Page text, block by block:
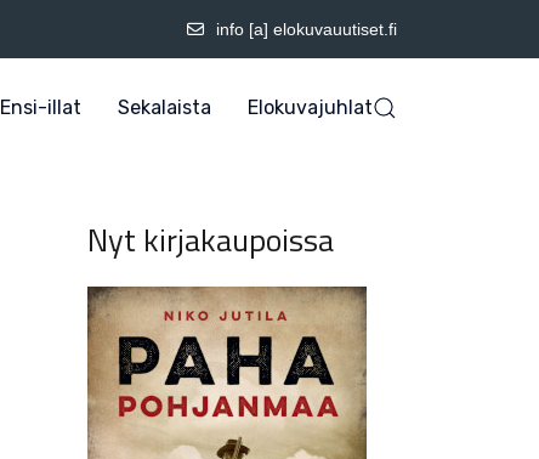
info [a] elokuvauutiset.fi
Ensi-illat Sekalaista Elokuvajuhlat
Nyt kirjakaupoissa